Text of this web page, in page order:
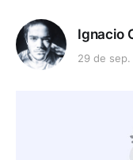
Ignacio
29 de